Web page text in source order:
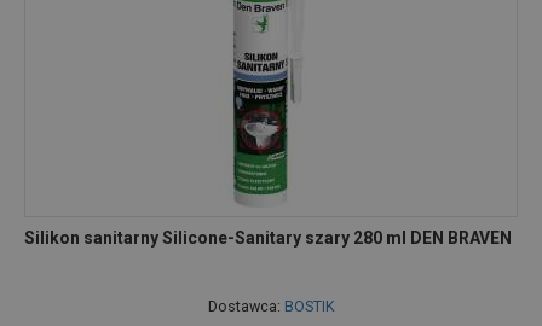
Silikon sanitarny Silicone-Sanitary szary 280 ml DEN BRAVEN
Dostawca: BOSTIK